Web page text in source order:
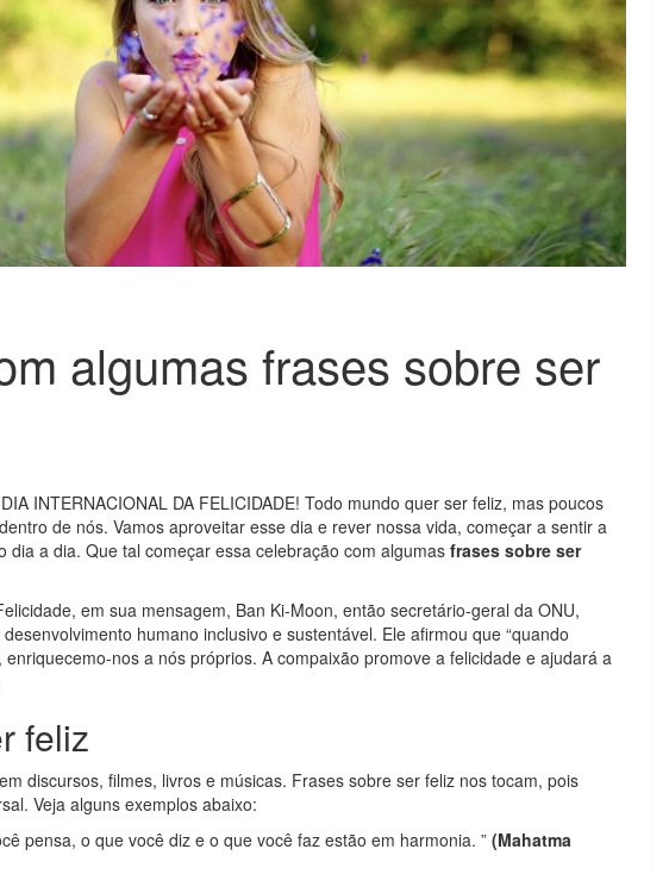
algumas frases sobre ser
INTERNACIONAL DA FELICIDADE! Todo mundo quer ser feliz, mas poucos
de nós. Vamos aproveitar esse dia e rever nossa vida, começar a sentir a
dia a dia. Que tal começar essa celebração com algumas frases sobre ser
em sua mensagem, Ban Ki-Moon, então secretário-geral da ONU,
humano inclusivo e sustentável. Ele afirmou que “quando
nos a nós próprios. A compaixão promove a felicidade e ajudará a
feliz
discursos, filmes, livros e músicas. Frases sobre ser feliz nos tocam, pois
Veja alguns exemplos abaixo:
pensa, o que você diz e o que você faz estão em harmonia. ” (Mahatma